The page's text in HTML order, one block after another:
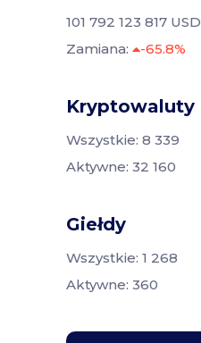
101 792 123 817 USD
Zamiana:
-65.8%
Kryptowaluty
Wszystkie: 8 339
Aktywne: 32 160
Giełdy
Wszystkie: 1 268
Aktywne: 360